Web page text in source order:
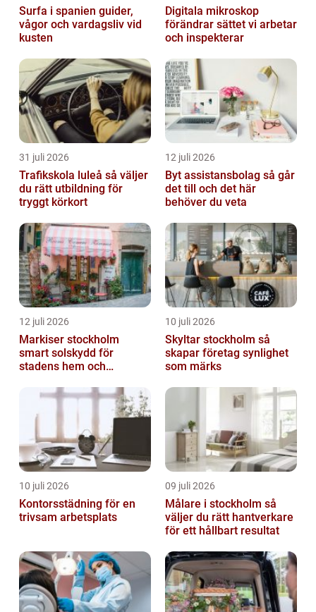
Surfa i spanien guider,
vågor och vardagsliv vid
kusten
Digitala mikroskop
förändrar sättet vi arbetar
och inspekterar
31 juli 2026
Trafikskola luleå så väljer
du rätt utbildning för
tryggt körkort
12 juli 2026
Byt assistansbolag så går
det till och det här
behöver du veta
12 juli 2026
Markiser stockholm
smart solskydd för
stadens hem och
10 juli 2026
Skyltar stockholm så
skapar företag synlighet
som märks
10 juli 2026
Kontorsstädning för en
trivsam arbetsplats
09 juli 2026
Målare i stockholm så
väljer du rätt hantverkare
för ett hållbart resultat